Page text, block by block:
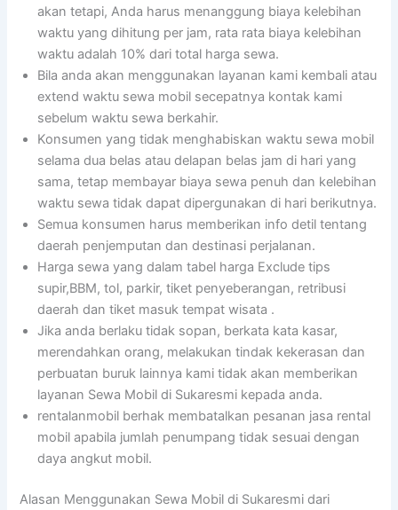
akan tetapi, Anda harus menanggung biaya kelebihan
waktu yang dihitung per jam, rata rata biaya kelebihan
waktu adalah 10% dari total harga sewa.
Bila anda akan menggunakan layanan kami kembali atau
extend waktu sewa mobil secepatnya kontak kami
sebelum waktu sewa berkahir.
Konsumen yang tidak menghabiskan waktu sewa mobil
selama dua belas atau delapan belas jam di hari yang
sama, tetap membayar biaya sewa penuh dan kelebihan
waktu sewa tidak dapat dipergunakan di hari berikutnya.
Semua konsumen harus memberikan info detil tentang
daerah penjemputan dan destinasi perjalanan.
Harga sewa yang dalam tabel harga Exclude tips
supir,BBM, tol, parkir, tiket penyeberangan, retribusi
daerah dan tiket masuk tempat wisata .
Jika anda berlaku tidak sopan, berkata kata kasar,
merendahkan orang, melakukan tindak kekerasan dan
perbuatan buruk lainnya kami tidak akan memberikan
layanan Sewa Mobil di Sukaresmi kepada anda.
rentalanmobil berhak membatalkan pesanan jasa rental
mobil apabila jumlah penumpang tidak sesuai dengan
daya angkut mobil.
Alasan Menggunakan Sewa Mobil di Sukaresmi dari